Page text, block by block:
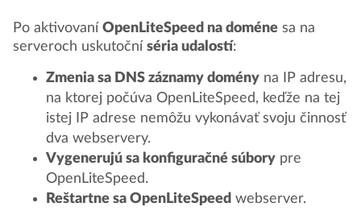
Po aktivovaní OpenLiteSpeed na doméne sa na
serveroch uskutoční séria udalostí:
Zmenia sa DNS záznamy doményna IP adresu,
na ktorej počúva OpenLiteSpeed, keďže na tej
istej IP adrese nemôžu vykonávať svoju činnosť
dva webservery.
Vygenerujú sa konfiguračné súborypre
OpenLiteSpeed.
Reštartne sa OpenLiteSpeed webserver.